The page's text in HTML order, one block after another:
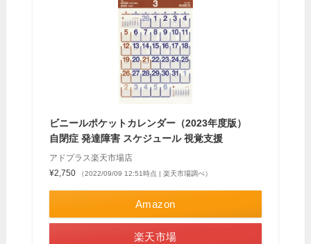
ビニールポケットカレンダー（2023年度版）
自閉症 発達障害 スケジュール 視覚支援
アドプラス楽天市場店
¥2,750
（2022/09/09 12:51時点 | 楽天市場調べ）
Amazon
楽天市場